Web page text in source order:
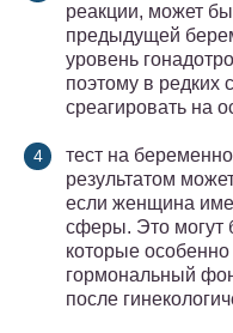
реакции, может
предыдущей
уровень
поэтому в редких
среагировать на
тест на
результатом
если женщина
сферы. Это могут
которые
гормональный
после